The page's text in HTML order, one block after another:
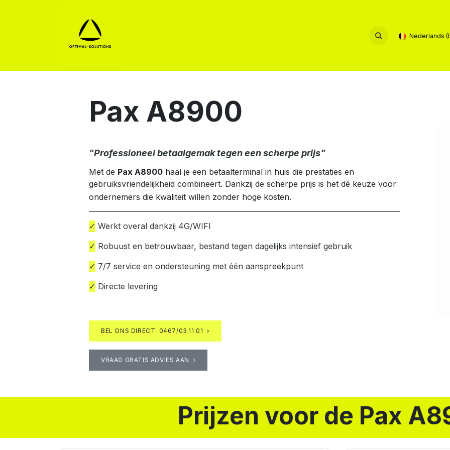
Nederlands
Pax A8900
"Professioneel betaalgemak tegen een scherpe prijs"
​ Met de Pax A8900 haal je een betaalterminal in huis die prestaties en
gebruiksvriendelijkheid combineert. Dankzij de scherpe prijs is het dé keuze voor
ondernemers die kwaliteit willen zonder hoge kosten.
✓ Werkt overal dankzij 4G/WIFI
✓ Robuust en betrouwbaar, bestand tegen dagelijks intensief gebruik
✓ 7/7 service en ondersteuning met één aanspreekpunt
✓ Directe levering
BEL ONS DIRECT: 0467/03.11.01
VRAAG GRATIS ADVIES AAN
Prijzen voor de Pax